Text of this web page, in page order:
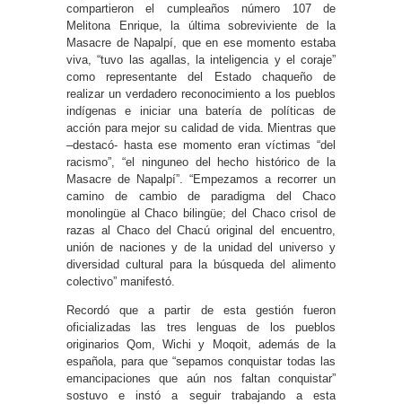
compartieron el cumpleaños número 107 de
Melitona Enrique, la última sobreviviente de la
Masacre de Napalpí, que en ese momento estaba
viva, “tuvo las agallas, la inteligencia y el coraje”
como representante del Estado chaqueño de
realizar un verdadero reconocimiento a los pueblos
indígenas e iniciar una batería de políticas de
acción para mejor su calidad de vida. Mientras que
–destacó- hasta ese momento eran víctimas “del
racismo”, “el ninguneo del hecho histórico de la
Masacre de Napalpí”. “Empezamos a recorrer un
camino de cambio de paradigma del Chaco
monolingüe al Chaco bilingüe; del Chaco crisol de
razas al Chaco del Chacú original del encuentro,
unión de naciones y de la unidad del universo y
diversidad cultural para la búsqueda del alimento
colectivo” manifestó.
Recordó que a partir de esta gestión fueron
oficializadas las tres lenguas de los pueblos
originarios Qom, Wichi y Moqoit, además de la
española, para que “sepamos conquistar todas las
emancipaciones que aún nos faltan conquistar”
sostuvo e instó a seguir trabajando a esta